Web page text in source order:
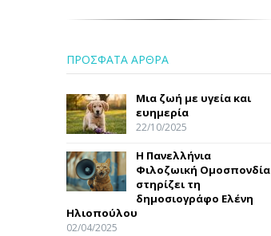
ΠΡΟΣΦΑΤΑ ΑΡΘΡΑ
Μια ζωή με υγεία και
ευημερία
22/10/2025
Η Πανελλήνια
Φιλοζωική Ομοσπονδία
στηρίζει τη
δημοσιογράφο Ελένη
Ηλιοπούλου
02/04/2025